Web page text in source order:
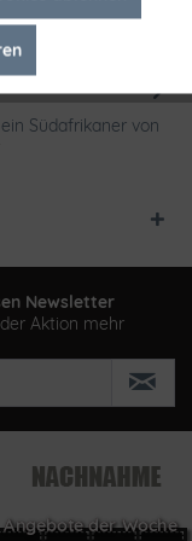
Südafrikaner von
Newsletter
Aktion mehr